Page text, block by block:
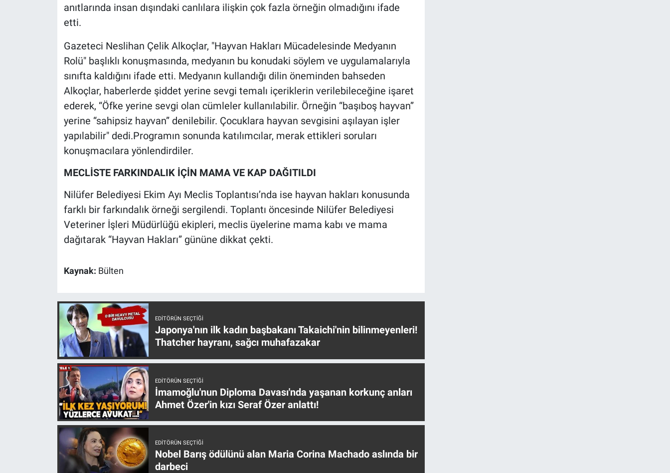
anıtlarında insan dışındaki canlılara ilişkin çok fazla örneğin olmadığını ifade
etti.
Gazeteci Neslihan Çelik Alkoçlar, "Hayvan Hakları Mücadelesinde Medyanın
Rolü" başlıklı konuşmasında, medyanın bu konudaki söylem ve uygulamalarıyla
sınıfta kaldığını ifade etti. Medyanın kullandığı dilin öneminden bahseden
Alkoçlar, haberlerde şiddet yerine sevgi temalı içeriklerin verilebileceğine işaret
ederek, “Öfke yerine sevgi olan cümleler kullanılabilir. Örneğin “başıboş hayvan”
yerine “sahipsiz hayvan” denilebilir. Çocuklara hayvan sevgisini aşılayan işler
yapılabilir" dedi.​Programın sonunda katılımcılar, merak ettikleri soruları
konuşmacılara yönlendirdiler.
​MECLİSTE FARKINDALIK İÇİN MAMA VE KAP DAĞITILDI
​Nilüfer Belediyesi Ekim Ayı Meclis Toplantısı’nda ise hayvan hakları konusunda
farklı bir farkındalık örneği sergilendi. Toplantı öncesinde Nilüfer Belediyesi
Veteriner İşleri Müdürlüğü ekipleri, meclis üyelerine mama kabı ve mama
dağıtarak “Hayvan Hakları” gününe dikkat çekti.
Kaynak: Bülten
EDITÖRÜN SEÇTIĞI
Japonya'nın ilk kadın başbakanı Takaichi'nin bilinmeyenleri!
Thatcher hayranı, sağcı muhafazakar
EDITÖRÜN SEÇTIĞI
İmamoğlu'nun Diploma Davası'nda yaşanan korkunç anları
Ahmet Özer'in kızı Seraf Özer anlattı!
EDITÖRÜN SEÇTIĞI
Nobel Barış ödülünü alan Maria Corina Machado aslında bir
darbeci